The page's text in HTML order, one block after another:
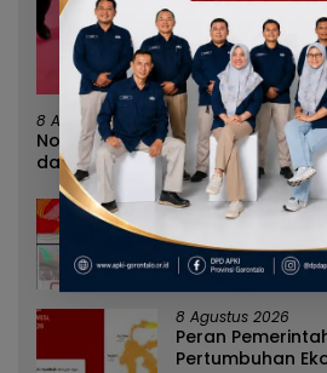
8 Agustus 2026
Norman Joesoef Dinilai Cocok
dan Inovasi Pertahanan Nasional
8 Agustus 2026
Nilai Tukar
Kemiskinan
Idah Jadi
Dinikmati
8 Agustus 2026
Peran
Pertumbuhan